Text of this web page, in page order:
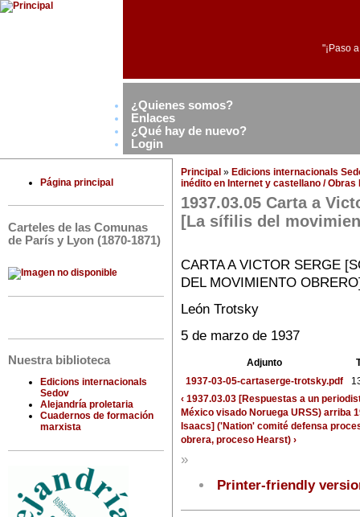
"¡Paso
¿Quienes somos?
Enlaces
¿Qué hay de nuevo?
Login
Página principal
Carteles de las Comunas
de París y Lyon (1870-1871)
Nuestra biblioteca
Edicions internacionals
Sedov
Alejandría proletaria
Cuadernos de formación
marxista
Principal » Edicions internacionals
inédito en Internet y castellano / Obras
1937.03.05 Carta a
[La sífilis del
CARTA A VICTOR SERGE
DEL MOVIMIENTO
León Trotsky
5 de marzo de 1937
Adjunto
1937-03-05-cartaserge-trotsky.pdf
‹ 1937.03.03 [Respuestas a un
México visado Noruega URSS) arriba
Isaacs] ('Nation' comité defensa
obrera, proceso Hearst) ›
»
Printer-friendly